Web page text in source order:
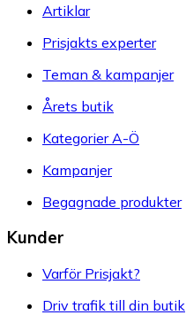
Artiklar
Prisjakts experter
Teman & kampanjer
Årets butik
Kategorier A-Ö
Kampanjer
Begagnade produkter
Kunder
Varför Prisjakt?
Driv trafik till din butik